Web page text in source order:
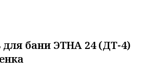
для бани ЭТНА 24 (ДТ-4)